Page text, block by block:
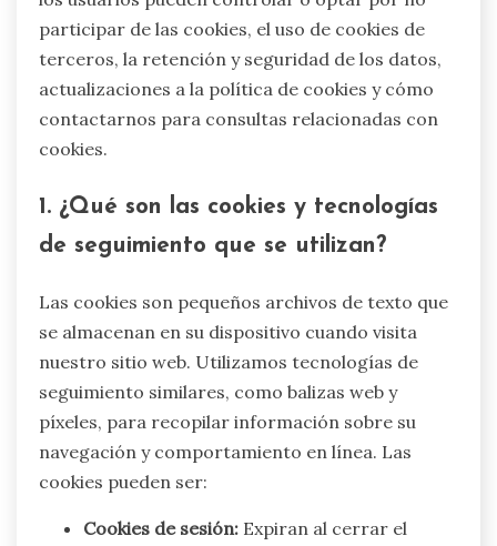
participar de las cookies, el uso de cookies de
terceros, la retención y seguridad de los datos,
actualizaciones a la política de cookies y cómo
contactarnos para consultas relacionadas con
cookies.
1. ¿Qué son las cookies y tecnologías
de seguimiento que se utilizan?
Las cookies son pequeños archivos de texto que
se almacenan en su dispositivo cuando visita
nuestro sitio web. Utilizamos tecnologías de
seguimiento similares, como balizas web y
píxeles, para recopilar información sobre su
navegación y comportamiento en línea. Las
cookies pueden ser:
Cookies de sesión: Expiran al cerrar el